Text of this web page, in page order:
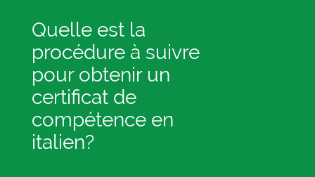
Quelle est la
procédure à suivre
pour obtenir un
certificat de
compétence en
italien?